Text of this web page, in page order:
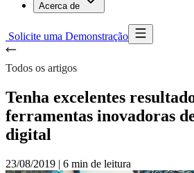
Acerca de
Solicite uma Demonstração
Todos os artigos
Tenha excelentes
ferramentas inovadoras
digital
23/08/2019 | 6 min de leitura